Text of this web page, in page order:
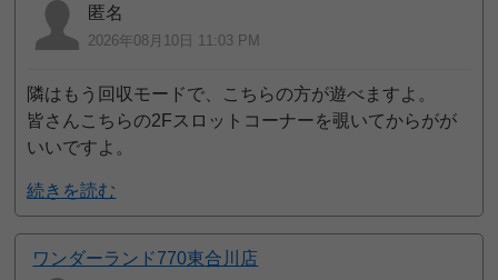
匿名
2026年08月10日 11:03 PM
隣はもう回収モードで、こちらの方が遊べますよ。
皆さんこちらの2Fスロットコーナーを覗いてからがが
いいですよ。
続きを読む
ワンダーランド770東合川店